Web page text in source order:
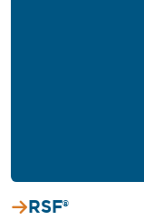
RSF®